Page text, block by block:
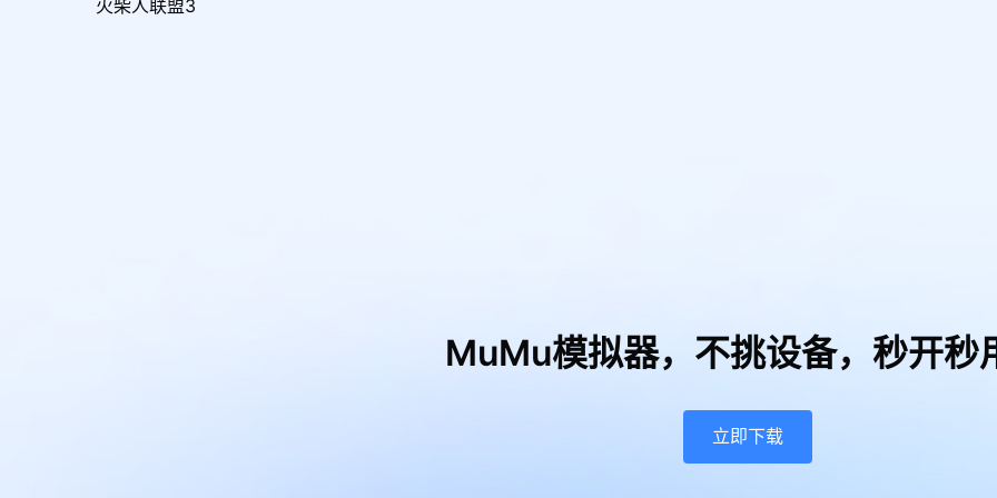
火柴人联盟3
MuMu模拟器， 不挑设备，秒开秒
立即下载